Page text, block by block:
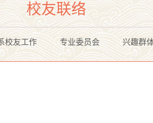
校友联络
校友工作 专业委员会 兴趣群